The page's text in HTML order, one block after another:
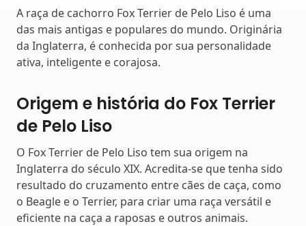
A raça de cachorro Fox Terrier de Pelo Liso é uma
das mais antigas e populares do mundo. Originária
da Inglaterra, é conhecida por sua personalidade
ativa, inteligente e corajosa.
Origem e história do Fox Terrier
de Pelo Liso
O Fox Terrier de Pelo Liso tem sua origem na
Inglaterra do século XIX. Acredita-se que tenha sido
resultado do cruzamento entre cães de caça, como
o Beagle e o Terrier, para criar uma raça versátil e
eficiente na caça a raposas e outros animais.